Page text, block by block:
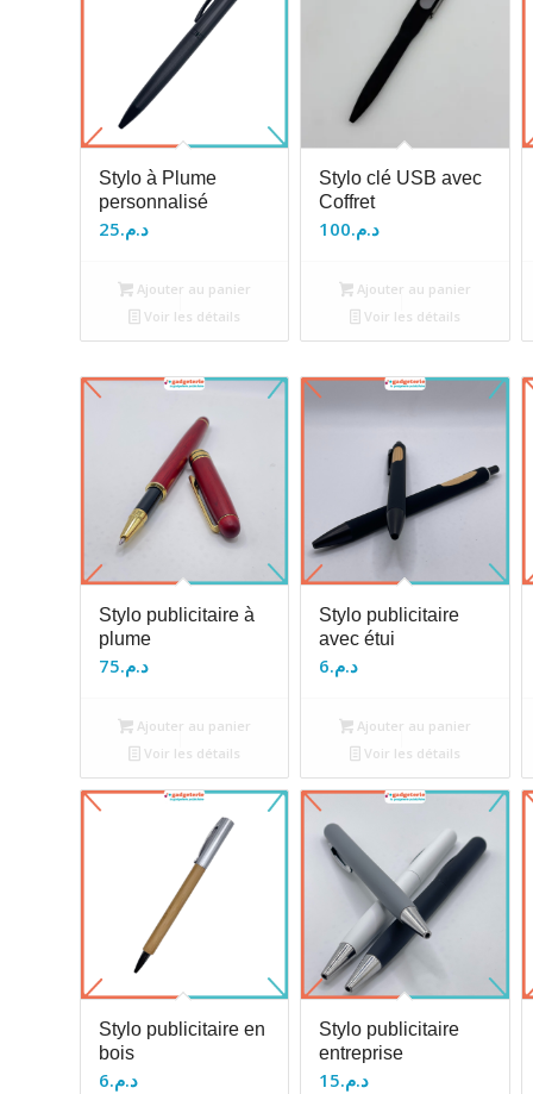
Stylo à Plume
personnalisé
د.م.25
Ajouter au panier
Voir les détails
Stylo clé USB avec
Coffret
د.م.100
Ajouter au panier
Voir les détails
Stylo publicitaire à
plume
د.م.75
Ajouter au panier
Voir les détails
Stylo publicitaire
avec étui
د.م.6
Ajouter au panier
Voir les détails
Stylo publicitaire en
bois
د.م.6
Stylo publicitaire
entreprise
د.م.15